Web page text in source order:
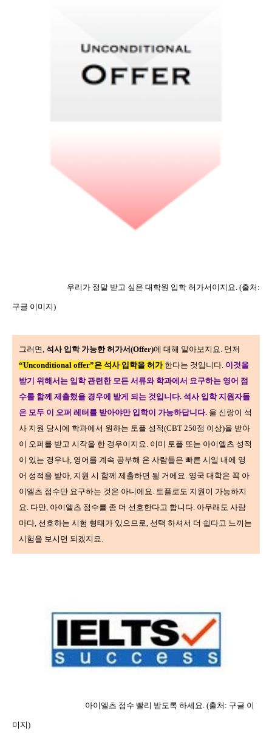
우리가 정말 받고 싶은 대학원 입학 허가서이지요. (출처 :
구글 이미지)
그러면, 석사 입학 가능한 허가서 (Offer)에 대해 알아보지요. 먼저
“Unconditional offer”은 석사 입학을 허가 한다는 것입니다. 이것을
받기 위해서는 입학 관련한 모든 서류와 학과에서 요구하는 영어 점
수를 함께 제출했을 경우에 받게 되는 것입니다. 석사 입학 지원자들
은 모두 이 오퍼 레터를 받아야만 입학이 가능하답니다. 울 신랑이 석
사 지원 당시에 학과에서 원하는 토플 성적(CBT 250점 이상)을 받아
이 오퍼를 받고 시작을 한 경우이지요. 이미 토플 또는 아이엘츠 성적
이 있는 경우나, 영어를 계속 공부해 온 사람들은 빠른 시일 내에 영
어 성적을 받아, 지원 시 함께 제출하면 될 거에요. 영국 대학은 꼭 아
이엘츠 점수만 요구하는 것은 아니에요. 토플로도 지원이 가능하지
요. 다만, 아이엘츠 점수를 좀 더 선호한다고 합니다. 아무래도 사람
마다, 선호하는 시험 형태가 있으므로, 선택 하셔서 더 쉽다고 느끼는
시험을 보시면 되겠지요.
아이엘츠 점수 빨리 받도록 하세요 . (출처: 구글 이
미지)